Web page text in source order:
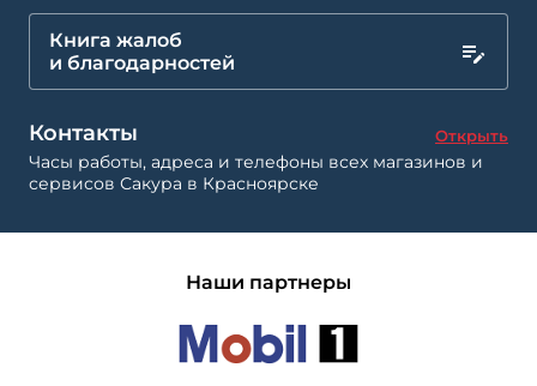
Книга жалоб
и благодарностей
Контакты Открыть
Часы работы, адреса и телефоны всех магазинов и
сервисов Сакура в Красноярске
Наши партнеры